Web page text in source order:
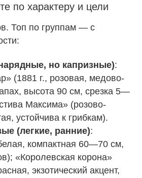
по характеру и цели
Топ по группам — с
но капризные):
(1881 г., розовая, медово-
высота 90 см, срезка 5—
Максима» (розово-
устойчива к грибкам).
(легкие, ранние):
компактная 60—70 см,
«Королевская корона»
экзотический акцент,